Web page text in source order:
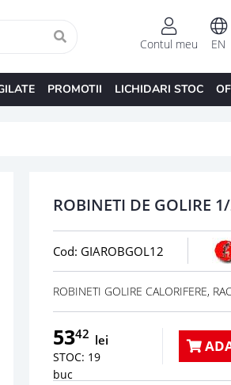
EN
Contul meu
PROMOTII LICHIDARI STOC
ROBINETI DE GOLIRE
Cod: GIAROBGOL12
ROBINETI GOLIRE CALORIFERE,
5342 lei
STOC: 19
buc